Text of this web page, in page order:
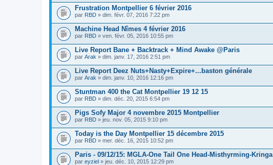
Frustration Montpellier 6 février 2016
par RBD » dim. févr. 07, 2016 7:22 pm
Machine Head Nîmes 4 février 2016
par RBD » ven. févr. 05, 2016 10:55 pm
Live Report Bane + Backtrack + Mind Awake @Paris
par Arak » dim. janv. 17, 2016 2:51 pm
Live Report Deez Nuts+Nasty+Expire+...baston générale
par Arak » dim. janv. 10, 2016 12:16 pm
Stuntman 400 the Cat Montpellier 19 12 15
par RBD » dim. déc. 20, 2015 6:54 pm
Pigs Sofy Major 4 novembre 2015 Montpellier
par RBD » jeu. nov. 05, 2015 9:10 pm
Today is the Day Montpellier 15 décembre 2015
par RBD » mer. déc. 16, 2015 10:52 pm
Paris - 09/12/15: MGLA-One Tail One Head-Misthyrming-Kringa
par eyziel » jeu. déc. 10, 2015 12:29 pm